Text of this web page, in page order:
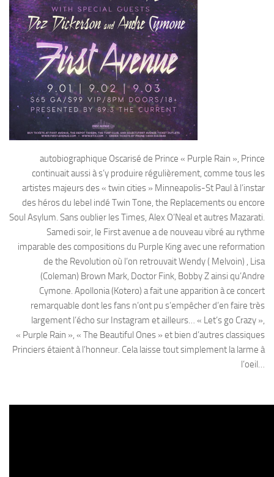
autobiographique Oscarisé de Prince « Purple Rain », Prince
continuait aussi à s’y produire régulièrement, comme tous les
artistes majeurs des « twin cities » Minneapolis-St Paul à l’instar
des héros du lebel indé Twin Tone, the Replacements ou encore
Soul Asylum. Sans oublier les Times, Alex O’Neal et autres Mazarati.
Samedi soir, le First avenue a de nouveau vibré au rythme
imparable des compositions du Purple King avec une reformation
de the Revolution où l’on retrouvait Wendy ( Melvoin) , Lisa
(Coleman) Brown Mark, Doctor Fink, Bobby Z ainsi qu’Andre
Cymone. Apollonia (Kotero) a fait une apparition à ce concert
remarquable dont les fans n’ont pu s’empêcher d’en faire très
largement l’écho sur Instagram et ailleurs… « Let’s go Crazy »,
« Purple Rain », « The Beautiful Ones » et bien d’autres classiques
Princiers étaient à l’honneur. Cela laisse tout simplement la larme à
l’oeil…